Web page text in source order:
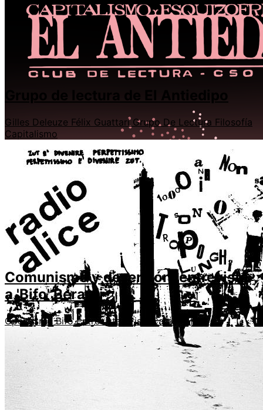
Grupo de lectura de El Antiedipo
Gilles Deleuze Félix Guattari Grupo De Lectura Filosofía
Capitalismo
Comunismo y deserción: entrevista
a 'Bifo' Berardi
OperaismoBifoEntrevista Crisis Catástrofe